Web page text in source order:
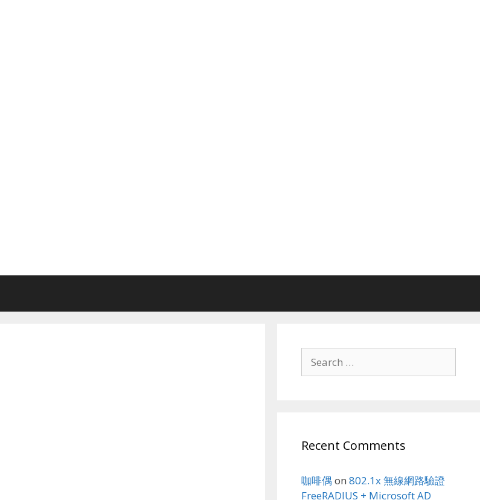
for:
Recent Comments
咖啡偶 on 802.1x 無線網路驗證
FreeRADIUS + Microsoft AD